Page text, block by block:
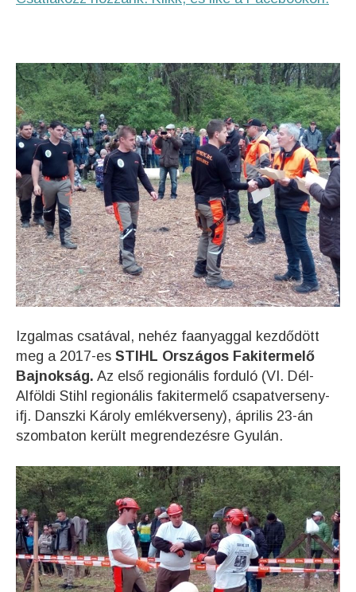
Izgalmas csatával, nehéz faanyaggal kezdődött
meg a 2017-es STIHL Országos Fakitermelő
Bajnokság. Az első regionális forduló (VI. Dél-
Alföldi Stihl regionális fakitermelő csapatverseny-
ifj. Danszki Károly emlékverseny), április 23-án
szombaton került megrendezésre Gyulán.